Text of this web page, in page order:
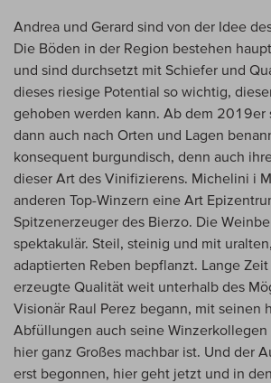
Andrea und Gerard sind von der Idee
Die Böden in der Region bestehen
und sind durchsetzt mit Schiefer und
dieses riesige Potential so wichtig,
gehoben werden kann. Ab dem 2019er
dann auch nach Orten und Lagen
konsequent burgundisch, denn auch
dieser Art des Vinifizierens. Michelini i
anderen Top-Winzern eine Art
Spitzenerzeuger des Bierzo. Die
spektakulär. Steil, steinig und mit
adaptierten Reben bepflanzt. Lange
erzeugte Qualität weit unterhalb des
Visionär Raul Perez begann, mit seinen
Abfüllungen auch seine Winzerkollegen
hier ganz Großes machbar ist. Und der
erst begonnen, hier geht jetzt und in